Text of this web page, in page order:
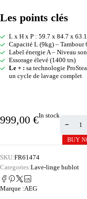
Les points clés
L x H x P : 59.7 x 84.7 x
Capacité L (9kg) – Tambour
Label énergie A – Niveau
Essorage élevé (1400 trs)
Le + : sa technologie
un cycle de lavage complet
999,00 €In stock
BUY
SKU:FR61474
Categories:Lave-linge hublot
Marque :AEG